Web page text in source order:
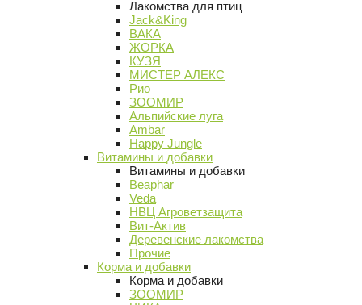
Лакомства для птиц
Jack&King
ВАКА
ЖОРКА
КУЗЯ
МИСТЕР АЛЕКС
Рио
ЗООМИР
Альпийские луга
Ambar
Happy Jungle
Витамины и добавки
Витамины и добавки
Beaphar
Veda
НВЦ Агроветзащита
Вит-Актив
Деревенские лакомства
Прочие
Корма и добавки
Корма и добавки
ЗООМИР